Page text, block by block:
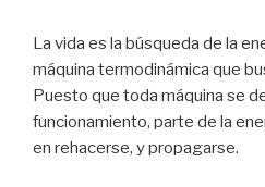
La vida es la búsqueda de la
máquina termodinámica que
Puesto que toda máquina se
funcionamiento, parte de la
en rehacerse, y propagarse.